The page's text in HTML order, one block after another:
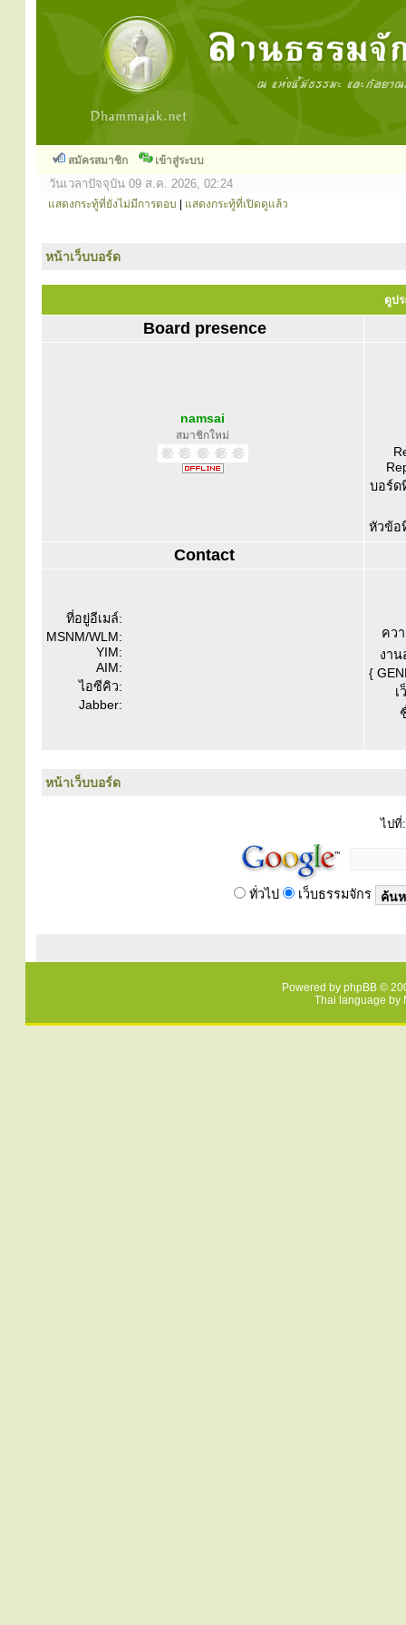
สมัครสมาชิก เข้าสู่ระบบ
วันเวลาปัจจุบัน 09 ส.ค. 2026, 02:24
แสดงกระทู้ที่ยังไม่มีการตอบ แสดงกระทู้ที่เปิดดูแล้ว
หน้าเว็บบอร์ด
ดูปร
Board presence
namsai
สมาชิกใหม่
บอร์ด
หัวข้อ
Contact
ที่อยู่อีเมล์:
MSNM/WLM:
YIM:
AIM:
ไอซีคิว:
Jabber:
คว
งาน
{
เ
หน้าเว็บบอร์ด
ไปที่:
ทั่วไป เว็บธรรมจักร
Powered by phpBB ©
Thai language by